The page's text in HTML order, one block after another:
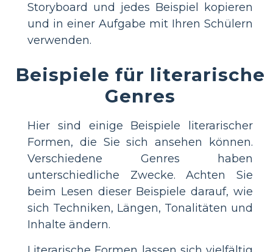
Storyboard und jedes Beispiel kopieren
und in einer Aufgabe mit Ihren Schülern
verwenden.
Beispiele für literarische
Genres
Hier sind einige Beispiele literarischer
Formen, die Sie sich ansehen können.
Verschiedene Genres haben
unterschiedliche Zwecke. Achten Sie
beim Lesen dieser Beispiele darauf, wie
sich Techniken, Längen, Tonalitäten und
Inhalte ändern.